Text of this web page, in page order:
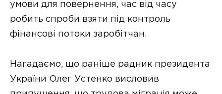
умови для повернення, час від часу
робить спроби взяти під контроль
фінансові потоки заробітчан.
Нагадаємо, що раніше радник президента
України Олег Устенко висловив